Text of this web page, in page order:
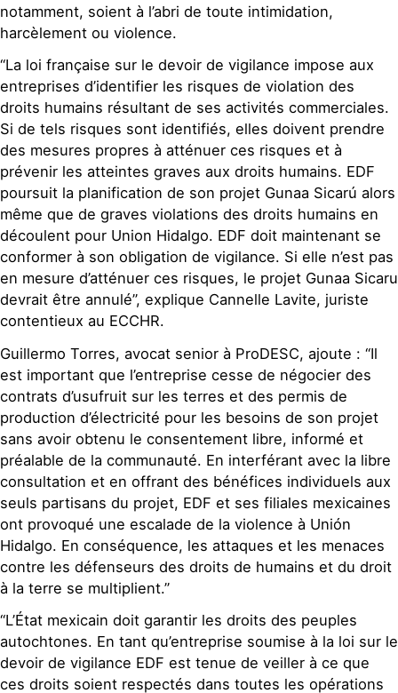
notamment, soient à l’abri de toute intimidation,
harcèlement ou violence.
“La loi française sur le devoir de vigilance impose aux
entreprises d’identifier les risques de violation des
droits humains résultant de ses activités commerciales.
Si de tels risques sont identifiés, elles doivent prendre
des mesures propres à atténuer ces risques et à
prévenir les atteintes graves aux droits humains. EDF
poursuit la planification de son projet Gunaa Sicarú alors
même que de graves violations des droits humains en
découlent pour Union Hidalgo. EDF doit maintenant se
conformer à son obligation de vigilance. Si elle n’est pas
en mesure d’atténuer ces risques, le projet Gunaa Sicaru
devrait être annulé”, explique Cannelle Lavite, juriste
contentieux au ECCHR.
Guillermo Torres, avocat senior à ProDESC, ajoute : “Il
est important que l’entreprise cesse de négocier des
contrats d’usufruit sur les terres et des permis de
production d’électricité pour les besoins de son projet
sans avoir obtenu le consentement libre, informé et
préalable de la communauté. En interférant avec la libre
consultation et en offrant des bénéfices individuels aux
seuls partisans du projet, EDF et ses filiales mexicaines
ont provoqué une escalade de la violence à Unión
Hidalgo. En conséquence, les attaques et les menaces
contre les défenseurs des droits de humains et du droit
à la terre se multiplient.”
“L’État mexicain doit garantir les droits des peuples
autochtones. En tant qu’entreprise soumise à la loi sur le
devoir de vigilance EDF est tenue de veiller à ce que
ces droits soient respectés dans toutes les opérations